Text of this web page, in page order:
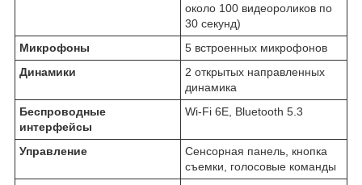
около 100 видеороликов по
30 секунд)
Микрофоны
5 встроенных микрофонов
Динамики
2 открытых направленных
динамика
Беспроводные
интерфейсы
Wi-Fi 6E, Bluetooth 5.3
Управление
Сенсорная панель, кнопка
съемки, голосовые команды